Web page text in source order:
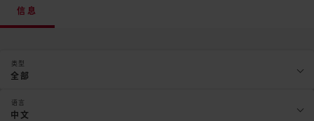
信息
类型
全部
语言
中文